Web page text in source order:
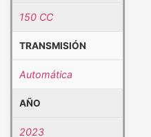
150 CC
TRANSMISIÓN
Automática
AÑO
2023